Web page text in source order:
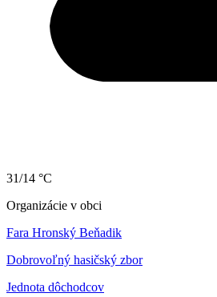
31/14 °C
Organizácie v obci
Fara Hronský Beňadik
Dobrovoľný hasičský zbor
Jednota dôchodcov